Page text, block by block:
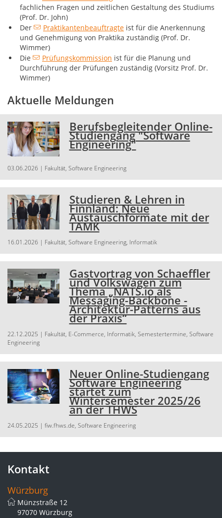
fachlichen Fragen und zeitlichen Gestaltung des Studiums
(Prof. Dr. John)
Der
Praktikantenbeauftragte ist für die Anerkennung
und Genehmigung von Praktika zuständig (Prof. Dr.
Wimmer)
Die
Prüfungskommission ist für die Planung und
Durchführung der Prüfungen zuständig (Vorsitz Prof. Dr.
Wimmer)
Aktuelle Meldungen
Berufsbegleitender Online-
Studiengang "Software
Engineering"
03.06.2026 | Fakultät, Software Engineering
Studieren & Lehren in
Finnland: Neue
Austauschformate mit der
TAMK
16.01.2026 | Fakultät, Software Engineering, Informatik
Gastvortrag von Schaeffler
und Volkswagen zum
Thema „NATS.io als
Messaging-Backbone -
Architektur-Patterns aus
der Praxis“
22.12.2025 | Fakultät, E-Commerce, Informatik, Semestertermine, Software
Engineering
Neuer Online-Studiengang
Software Engineering
startet zum
Wintersemester 2025/26
an der THWS
24.05.2025 | fiw.fhws.de, Software Engineering
Kontakt
Würzburg
Münzstraße 12
97070 Würzburg